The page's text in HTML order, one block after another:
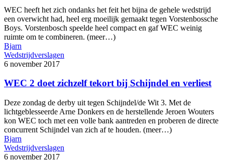
WEC heeft het zich ondanks het feit het bijna de gehele wedstrijd
een overwicht had, heel erg moeilijk gemaakt tegen Vorstenbossche
Boys. Vorstenbosch speelde heel compact en gaf WEC weinig
ruimte om te combineren. (meer…)
Bjarn
Wedstrijdverslagen
6 november 2017
WEC 2 doet zichzelf tekort bij Schijndel en verliest
Deze zondag de derby uit tegen Schijndel/de Wit 3. Met de
lichtgeblesseerde Arne Donkers en de herstellende Jeroen Wouters
kon WEC toch met een volle bank aantreden en proberen de directe
concurrent Schijndel van zich af te houden. (meer…)
Bjarn
Wedstrijdverslagen
6 november 2017